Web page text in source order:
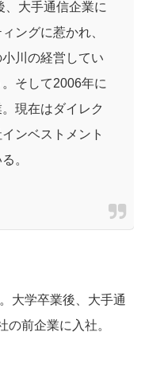
、大手通信企業に
ングに惹かれ、
川の経営してい
そして2006年に
現在はダイレク
ンベストメント
。
大学卒業後、大手通
の前企業に入社。